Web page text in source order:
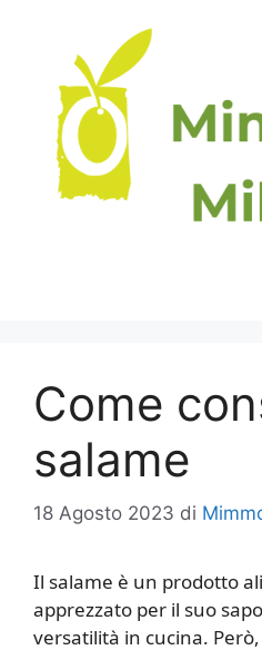
contenuto
Come
salame
18 Agosto 2023 di
Il salame è un prodotto
apprezzato per il suo
versatilità in cucina.